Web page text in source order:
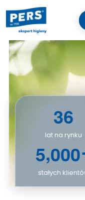
36
lat na rynku
5,000
stałych